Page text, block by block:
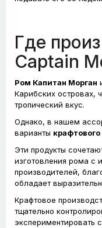
Где
Captain
Ром Капитан Морган
Карибских островах,
тропический вкус.
Однако, в нашем
варианты
Эти продукты
изготовления рома с
производителей,
обладает
Крафтовое
тщательно
экспериментировать